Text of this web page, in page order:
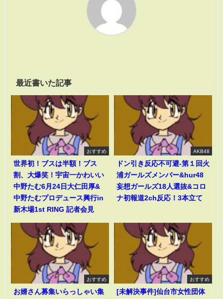
最近書いた記事
おすすめ
世界初！ブスは半額！ブス
割、大爆笑！宇宙一かわいい
中野たむ6月24日大仁田厚&
中野たむプロデュース興行in
新木場1st RING 記者会見
AKB48
ドン引き反応不可避-第１回火
浦ガールズメンバー&hur48
妄想ガールズ18人選抜&コロ
ナ初報道2ch反応！3本立て
おすすめ
お婿さん募集いらっしゃい集
おすすめ
[未解決事件]仙台市女性団体